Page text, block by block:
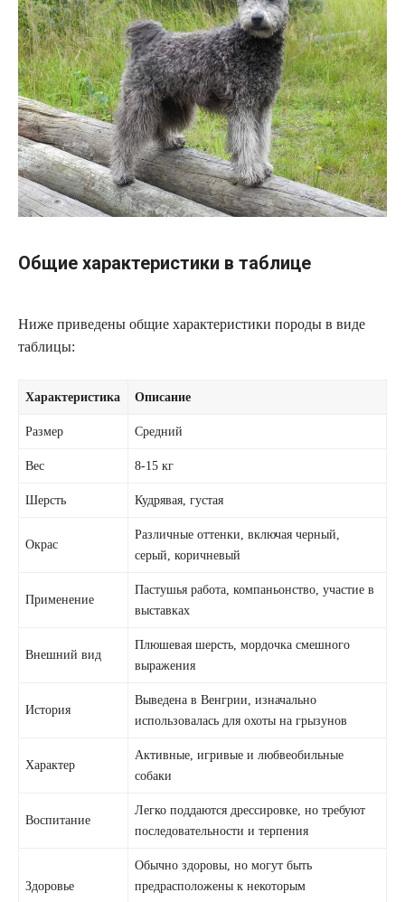
Общие характеристики в таблице
Ниже приведены общие характеристики породы в виде
таблицы:
Характеристика Описание
Размер Средний
Вес 8-15 кг
Шерсть Кудрявая, густая
Окрас
Различные оттенки, включая черный,
серый, коричневый
Применение
Пастушья работа, компаньонство, участие в
выставках
Внешний вид
Плюшевая шерсть, мордочка смешного
выражения
История
Выведена в Венгрии, изначально
использовалась для охоты на грызунов
Характер
Активные, игривые и любвеобильные
собаки
Воспитание
Легко поддаются дрессировке, но требуют
последовательности и терпения
Здоровье
Обычно здоровы, но могут быть
предрасположены к некоторым